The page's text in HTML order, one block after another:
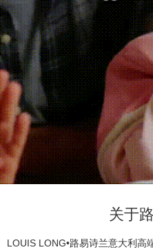
们
产
品
中
心
频
关于
LOUIS LONG•路易诗兰意大利